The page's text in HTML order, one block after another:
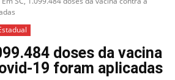
doses da vacina
19 foram aplicadas